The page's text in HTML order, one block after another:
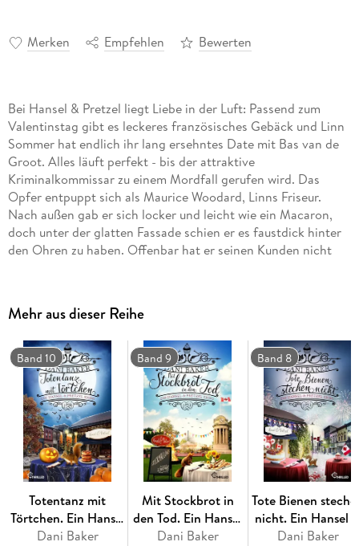
Merken Empfehlen Bewerten
Bei Hansel & Pretzel liegt Liebe in der Luft: Passend zum
Valentinstag gibt es leckeres französisches Gebäck und Linn
Sommer hat endlich ihr lang ersehntes Date mit Bas van de
Groot. Alles läuft perfekt - bis der attraktive
Kriminalkommissar zu einem Mordfall gerufen wird. Das
Opfer entpuppt sich als Maurice Woodard, Linns Friseur.
Nach außen gab er sich locker und leicht wie ein Macaron,
doch unter der glatten Fassade schien er es faustdick hinter
den Ohren zu haben. Offenbar hat er seinen Kunden nicht
bröckelt wie das Baisergebäck . . .
Über die Serie:
Nach einer gescheiterten Ehe ist Linn Sommer froh, in
Kanada einen Neuanfang wagen zu können. Die waschechte
Norddeutsche mit einer Schwäche für Stepptanz,
Fahrradfahren und attraktive Männer verschlägt es in das
idyllische Städtchen Kitchener. Dort findet sie einen Job in
der deutschen Bäckerei Hansel & Pretzel. Alles scheint
perfekt - bis Linn hinter der Bäckerei eine Leiche findet! Sie
Mehr aus dieser Reihe
Band 10
Totentanz mit
Törtchen. Ein Hansel
& Pretzel
Dani Baker
Band 9
Mit Stockbrot in
den Tod. Ein Hansel
& Pretzel Krimi
Dani Baker
Band 8
Tote Bienen
nicht. Ein Hansel
Pretzel Krimi
Dani Baker